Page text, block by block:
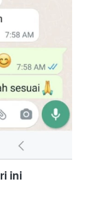
ini